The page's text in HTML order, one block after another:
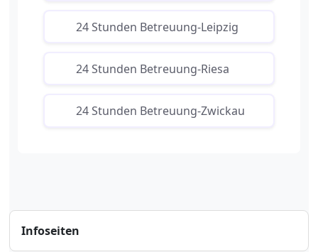
24 Stunden Betreuung-Leipzig
24 Stunden Betreuung-Riesa
24 Stunden Betreuung-Zwickau
Infoseiten